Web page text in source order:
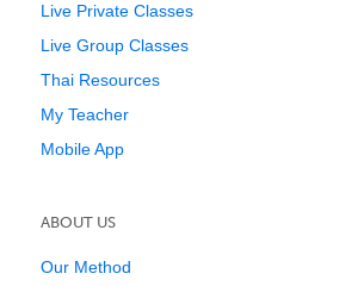
Live Private Classes
Live Group Classes
Thai Resources
My Teacher
Mobile App
ABOUT US
Our Method